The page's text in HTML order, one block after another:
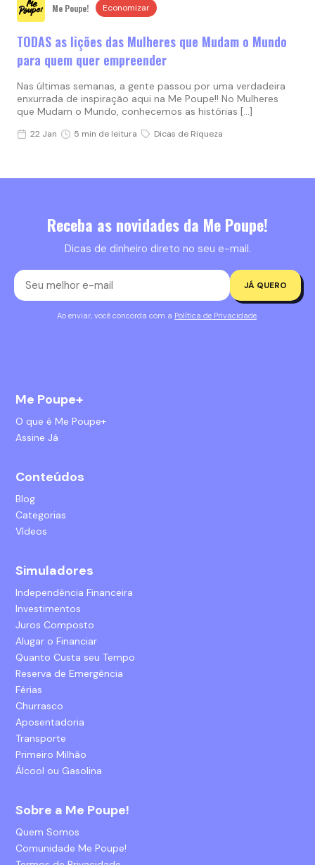
Me Poupe! Economizar
TODAS as lições das Mulheres que Mudam o Mundo
para quem quer empreender
Nas últimas semanas, a gente passou por uma verdadeira
enxurrada de inspiração aqui na Me Poupe!! No Mulheres
que Mudam o Mundo, conhecemos as histórias […]
22 Jan 5 min de leitura Dicas de Riqueza
Receba as novidades da Me Poupe!
Dicas de dinheiro direto no seu e-mail.
JÁ QUERO
Ao enviar, você concorda com a Política de Privacidade.
Me Poupe+
O que é Me Poupe+
Assine Já
Conteúdos
Blog
Categorias
Vídeos
Simuladores
Independência Financeira
Investimentos
Juros Composto
Alugar o Financiar
Quanto Custa seu Tempo
Reserva de Emergência
Férias
Churrasco
Aposentadoria
Transporte
Primeiro Milhão
Álcool ou Gasolina
Sobre a Me Poupe!
Quem Somos
Comunidade Me Poupe!